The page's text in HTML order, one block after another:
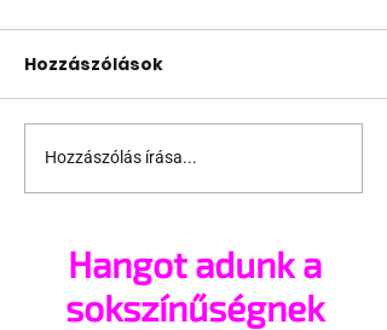
Szivárványos
kokárda verte ki a
csoportokban
Hozzászólások
Hozzászólás írása...
Hangot adunk a
sokszínűségnek